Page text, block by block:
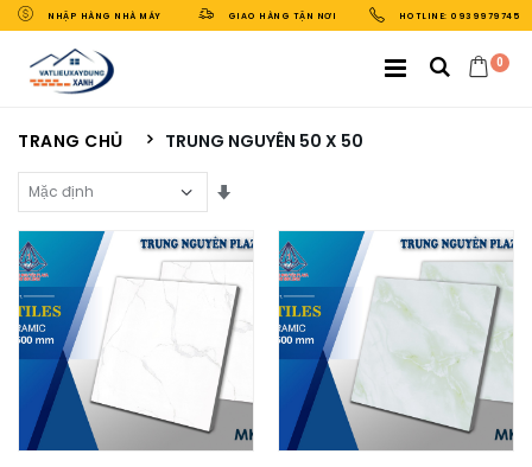
NHẬP HÀNG NHÀ MÁY GIAO HÀNG TẬN NƠI HOTLINE: 0939979745
0
TRANG CHỦ TRUNG NGUYÊN 50 X 50
Sắp Xếp Theo